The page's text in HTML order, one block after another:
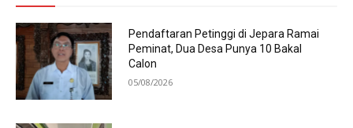
Pendaftaran Petinggi di Jepara Ramai
Peminat, Dua Desa Punya 10 Bakal
Calon
05/08/2026